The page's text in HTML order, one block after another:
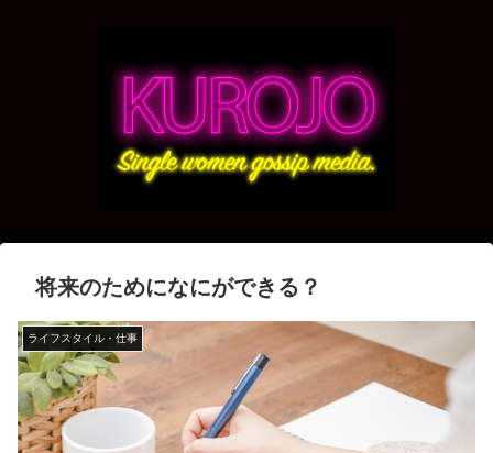
将来のためになにができる？
ライフスタイル・仕事